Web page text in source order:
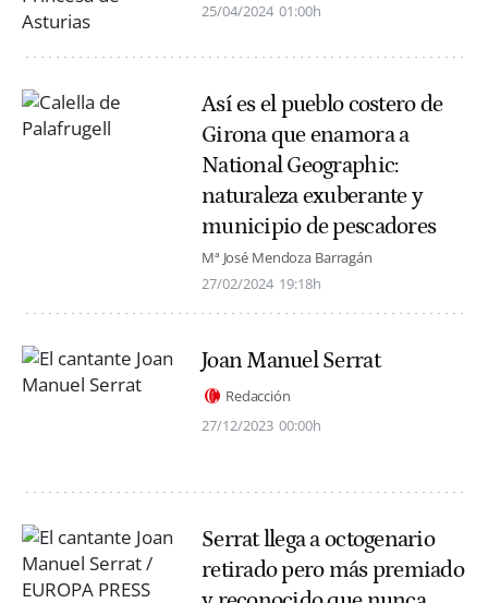
25/04/2024 01:00h
Así es el pueblo costero de
Girona que enamora a
National Geographic:
naturaleza exuberante y
municipio de pescadores
Mª José Mendoza Barragán
27/02/2024 19:18h
Joan Manuel Serrat
Redacción
27/12/2023 00:00h
Serrat llega a octogenario
retirado pero más premiado